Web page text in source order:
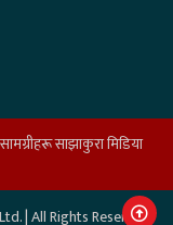
साझाकुरा मिडिया
| All Rights Reserved.